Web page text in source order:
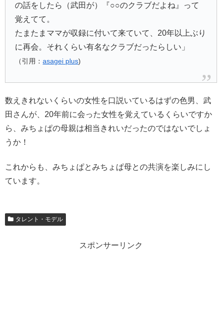
の話をしたら（武田が）『○○のクラブだよね』って
覚えてて。
たまたまママが収録に付いて来ていて、20年以上ぶり
に再会。それくらい有名なクラブだったらしい」
（引用：asagei plus)
数えきれないくらいの女性を口説いているはずの色男、武
田さんが、20年前に会った女性を覚えているくらいですか
ら、みちょぱの母親は相当きれいだったのではないでしょ
うか！
これからも、みちょぱとみちょぱ母との共演を楽しみにし
ています。
タレント・モデル
スポンサーリンク